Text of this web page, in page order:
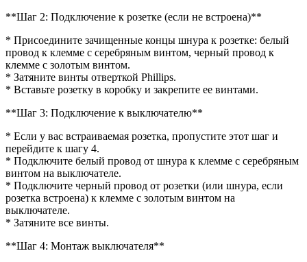
**Шаг 2: Подключение к розетке (если не встроена)**
* Присоедините зачищенные концы шнура к розетке: белый
провод к клемме с серебряным винтом, черный провод к
клемме с золотым винтом.
* Затяните винты отверткой Phillips.
* Вставьте розетку в коробку и закрепите ее винтами.
**Шаг 3: Подключение к выключателю**
* Если у вас встраиваемая розетка, пропустите этот шаг и
перейдите к шагу 4.
* Подключите белый провод от шнура к клемме с серебряным
винтом на выключателе.
* Подключите черный провод от розетки (или шнура, если
розетка встроена) к клемме с золотым винтом на
выключателе.
* Затяните все винты.
**Шаг 4: Монтаж выключателя**